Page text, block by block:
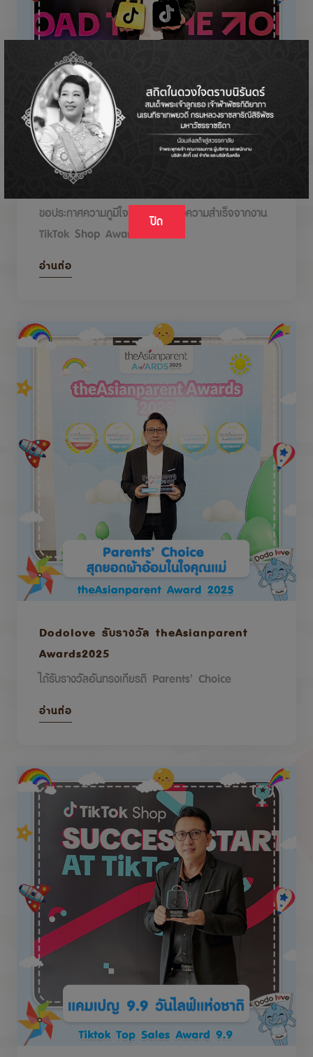
ปิด
DODOLOVE รับรางวัลในงาน TikTok Shop
Awards 2026
ขอประกาศความภูมิใจกับรางวัลแห่งความสำเร็จจากงาน
TikTok Shop Awards 2026
อ่านต่อ
Dodolove รับรางวัล theAsianparent
Awards2025
ได้รับรางวัลอันทรงเกียรติ Parents’ Choice
อ่านต่อ